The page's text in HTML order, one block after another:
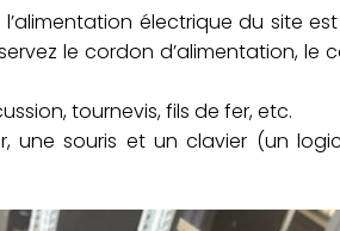
l’alimentation électrique du site
le cordon d’alimentation, le
tournevis, fils de fer, etc.
une souris et un clavier (un